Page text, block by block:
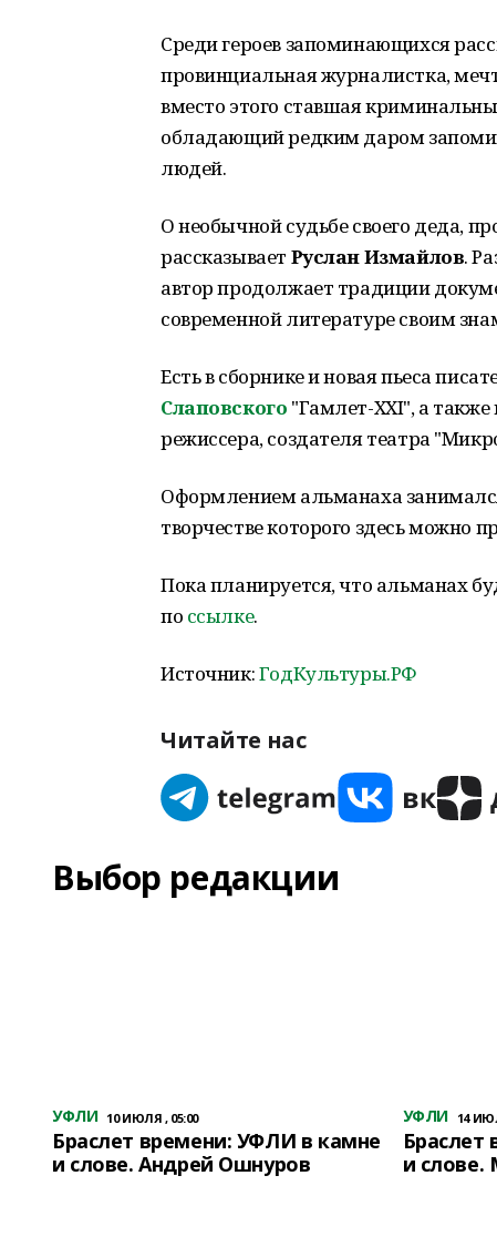
Среди героев запоминающихся
провинциальная журналистка,
вместо этого ставшая
обладающий редким даром
людей.
О необычной судьбе своего деда,
рассказывает Руслан Измайлов.
автор продолжает традиции
современной литературе своим
Есть в сборнике и новая пьеса
Слаповского "Гамлет-XXI", а
режиссера, создателя театра
Оформлением альманаха
творчестве которого здесь можно
Пока планируется, что альманах
по ссылке.
Источник:ГодКультуры.РФ
Читайте нас
Выбор редакции
УФЛИ 10 ИЮЛЯ , 05:00
Браслет времени: УФЛИ в камне
и слове. Андрей Ошнуров
УФЛИ 14
и слове.